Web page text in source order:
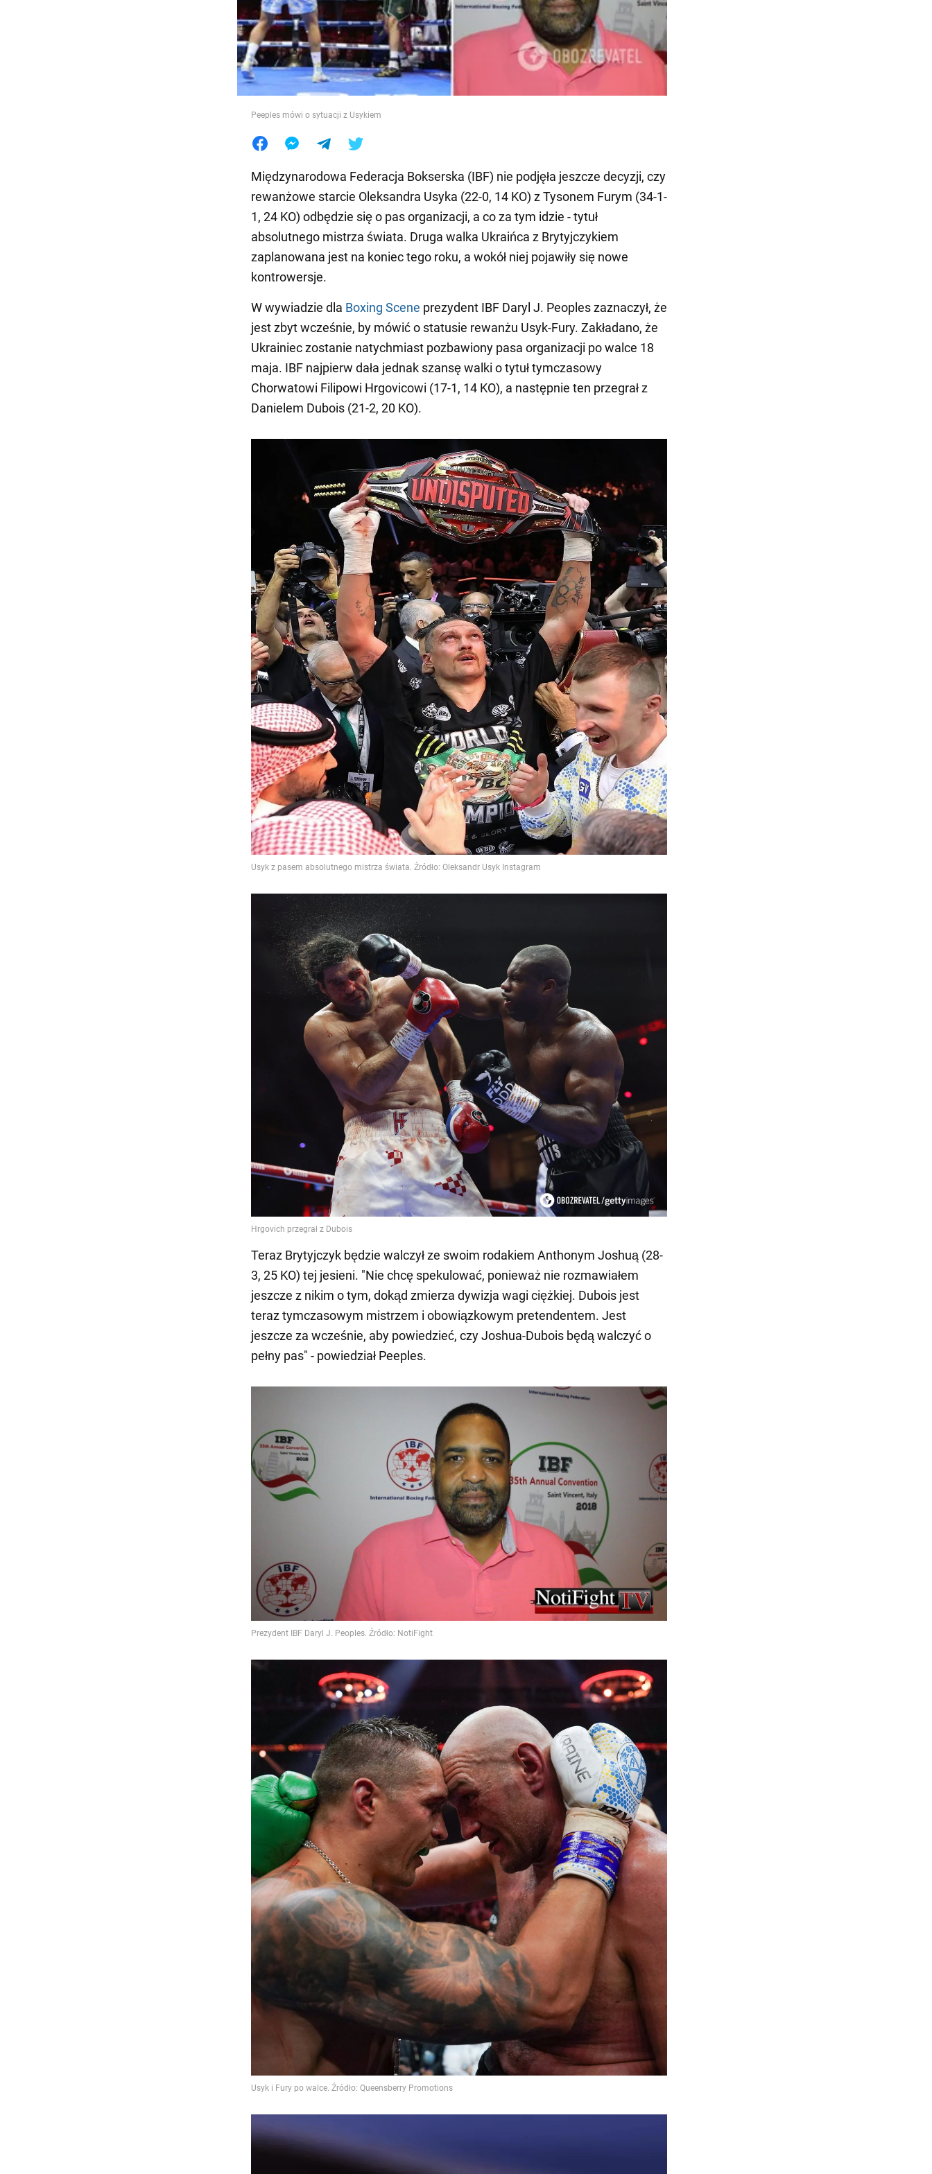
Jedzenie
Peeples mówi o sytuacji z Usykiem
Międzynarodowa Federacja Bokserska (IBF) nie podjęła jeszcze decyzji, czy
rewanżowe starcie Oleksandra Usyka (22-0, 14 KO) z Tysonem Furym (34-1-
1, 24 KO) odbędzie się o pas organizacji, a co za tym idzie - tytuł
absolutnego mistrza świata. Druga walka Ukraińca z Brytyjczykiem
zaplanowana jest na koniec tego roku, a wokół niej pojawiły się nowe
kontrowersje.
W wywiadzie dla Boxing Scene prezydent IBF Daryl J. Peoples zaznaczył, że
jest zbyt wcześnie, by mówić o statusie rewanżu Usyk-Fury. Zakładano, że
Ukrainiec zostanie natychmiast pozbawiony pasa organizacji po walce 18
maja. IBF najpierw dała jednak szansę walki o tytuł tymczasowy
Chorwatowi Filipowi Hrgovicowi (17-1, 14 KO), a następnie ten przegrał z
Danielem Dubois (21-2, 20 KO).
Teraz Brytyjczyk będzie walczył ze swoim rodakiem Anthonym Joshuą (28-
3, 25 KO) tej jesieni. "Nie chcę spekulować, ponieważ nie rozmawiałem
jeszcze z nikim o tym, dokąd zmierza dywizja wagi ciężkiej. Dubois jest
teraz tymczasowym mistrzem i obowiązkowym pretendentem. Jest
jeszcze za wcześnie, aby powiedzieć, czy Joshua-Dubois będą walczyć o
pełny pas" - powiedział Peeples.